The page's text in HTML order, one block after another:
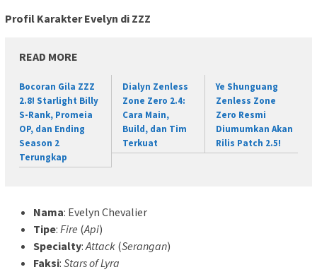
Profil Karakter Evelyn di ZZZ
READ MORE
Bocoran Gila ZZZ
2.8! Starlight Billy
S-Rank, Promeia
OP, dan Ending
Season 2
Terungkap
Dialyn Zenless
Zone Zero 2.4:
Cara Main,
Build, dan Tim
Terkuat
Ye Shunguang
Zenless Zone
Zero Resmi
Diumumkan Akan
Rilis Patch 2.5!
Nama: Evelyn Chevalier
Tipe: Fire (Api)
Specialty: Attack (Serangan)
Faksi: Stars of Lyra